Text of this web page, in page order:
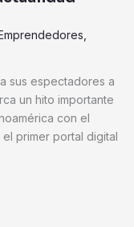
sus espectadores a
un hito importante
con el
primer portal digital